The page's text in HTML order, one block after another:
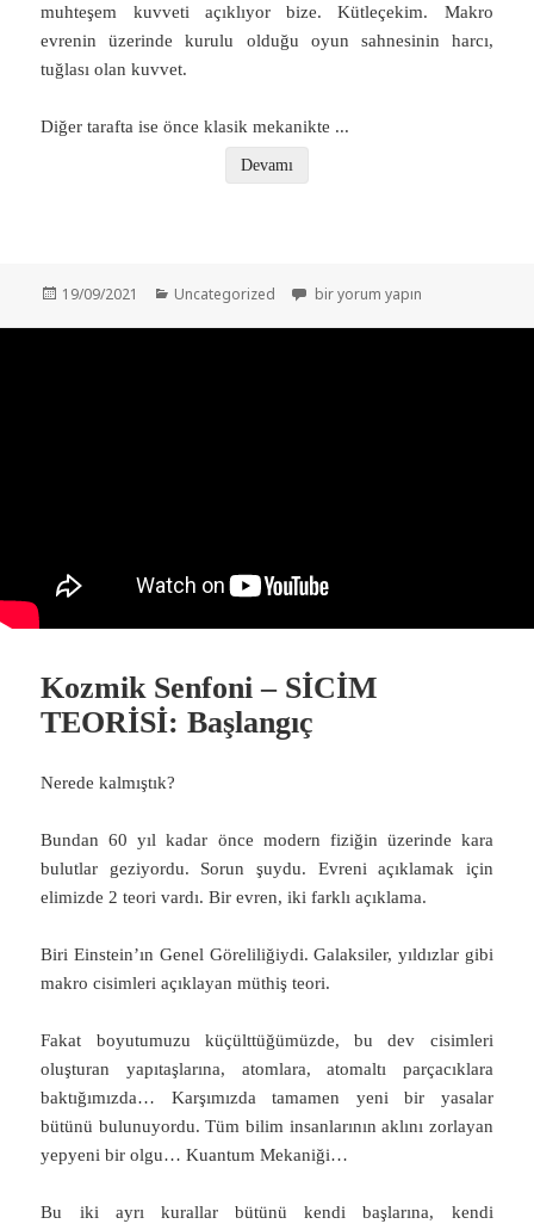
muhteşem kuvveti açıklıyor bize. Kütleçekim. Makro
evrenin üzerinde kurulu olduğu oyun sahnesinin harcı,
tuğlası olan kuvvet.
Diğer tarafta ise önce klasik mekanikte ...
Devamı
Yayın
19/09/2021 Kategoriler
Uncategorized TANRININ DENKLEMİ – SİCİM
bir yorum yapın
Kozmik Senfoni – SİCİM
TEORİSİ: Başlangıç
Nerede kalmıştık?
Bundan 60 yıl kadar önce modern fiziğin üzerinde kara
bulutlar geziyordu. Sorun şuydu. Evreni açıklamak için
elimizde 2 teori vardı. Bir evren, iki farklı açıklama.
Biri Einstein’ın Genel Göreliliğiydi. Galaksiler, yıldızlar gibi
makro cisimleri açıklayan müthiş teori.
Fakat boyutumuzu küçülttüğümüzde, bu dev cisimleri
oluşturan yapıtaşlarına, atomlara, atomaltı parçacıklara
baktığımızda… Karşımızda tamamen yeni bir yasalar
bütünü bulunuyordu. Tüm bilim insanlarının aklını zorlayan
yepyeni bir olgu… Kuantum Mekaniği…
Bu iki ayrı kurallar bütünü kendi başlarına, kendi